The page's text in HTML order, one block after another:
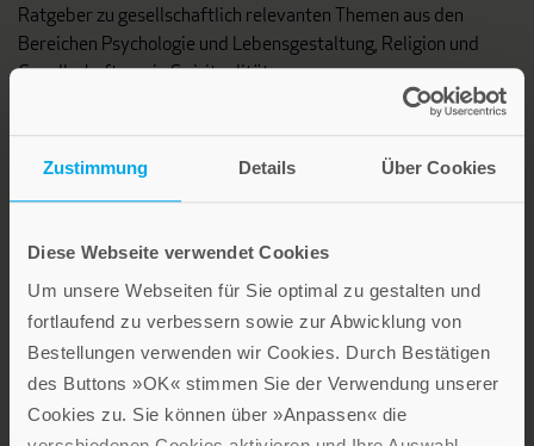
Zustimmung Details Über Cookies
Diese Webseite verwendet Cookies
Um unsere Webseiten für Sie optimal zu gestalten und
fortlaufend zu verbessern sowie zur Abwicklung von
Bestellungen verwenden wir Cookies. Durch Bestätigen
des Buttons »OK« stimmen Sie der Verwendung unserer
Cookies zu. Sie können über »Anpassen« die
Ratgeber zu gesellschaftlich relevanten Themen aus den
Bereichen Psychologie und Lebensgestaltung, Religion und
Gesellschaft sowie Spiritualität.
Lebensfreude in farbenfroher Gestaltung: Persönliche
Geschenke mit wohltuenden Inspirationen. Irische
Segenswünsche und Geschenkbücher zum Thema älter
werden. Grußkarten für Geburtstage, zur Ermutigung, zu Trost